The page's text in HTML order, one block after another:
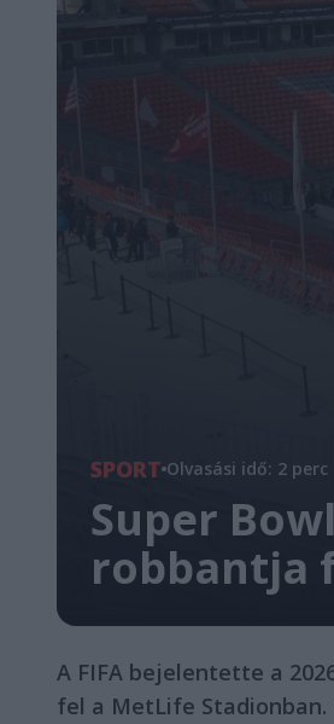
SPORT Olvasási idő: 2 perc
Super
robbantja
A FIFA bejelentette a
fel a MetLife Stadionban.